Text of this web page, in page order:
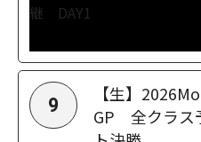
9
【生】
GP 全クラス